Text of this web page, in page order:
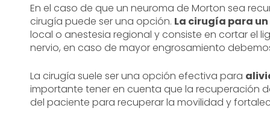
En el caso de que un neuroma de Morton sea
cirugía puede ser una opción. La cirugía para
local o anestesia regional y consiste en cortar el
nervio, en caso de mayor engrosamiento
La cirugía suele ser una opción efectiva para
importante tener en cuenta que la recuperación
del paciente para recuperar la movilidad y